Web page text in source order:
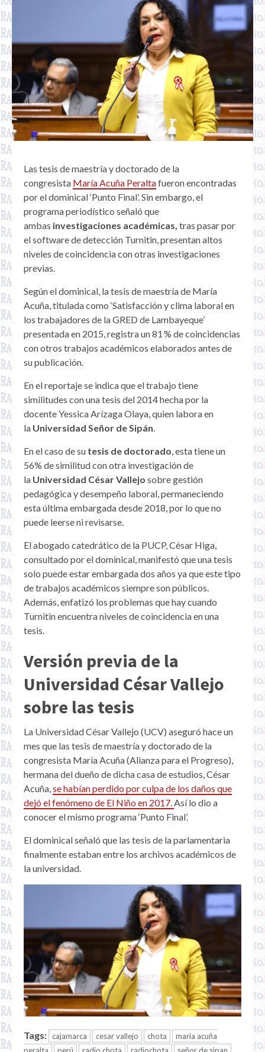
Las tesis de maestría y doctorado de la
congresista María Acuña Peraltafueron encontradas
por el dominical ‘Punto Final’. Sin embargo, el
programa periodístico señaló que
ambas investigaciones académicas, tras pasar por
el software de detección Turnitin, presentan altos
niveles de coincidencia con otras investigaciones
previas.
Según el dominical, la tesis de maestría de María
Acuña, titulada como ‘Satisfacción y clima laboral en
los trabajadores de la GRED de Lambayeque’
presentada en 2015, registra un 81 % de coincidencias
con otros trabajos académicos elaborados antes de
su publicación.
En el reportaje se indica que el trabajo tiene
similitudes con una tesis del 2014 hecha por la
docente Yessica Arízaga Olaya, quien labora en
la Universidad Señor de Sipán.
En el caso de su tesis de doctorado, esta tiene un
56% de similitud con otra investigación de
la Universidad César Vallejo sobre gestión
pedagógica y desempeño laboral, permaneciendo
esta última embargada desde 2018, por lo que no
puede leerse ni revisarse.
El abogado catedrático de la PUCP, César Higa,
consultado por el dominical, manifestó que una tesis
solo puede estar embargada dos años ya que este tipo
de trabajos académicos siempre son públicos.
Además, enfatizó los problemas que hay cuando
Turnitin encuentra niveles de coincidencia en una
tesis.
Versión previa de la
Universidad César Vallejo
sobre las tesis
La Universidad César Vallejo (UCV) aseguró hace un
mes que las tesis de maestría y doctorado de la
congresista María Acuña (Alianza para el Progreso),
hermana del dueño de dicha casa de estudios, César
Acuña,se habían perdido por culpa de los daños que
dejó el fenómeno de El Niño en 2017.Así lo dio a
conocer el mismo programa ‘Punto Final’.
El dominical señaló que las tesis de la parlamentaria
finalmente estabanentre los archivos académicos de
la universidad.
Tags: cajamarca cesar vallejo chota
maria acuña